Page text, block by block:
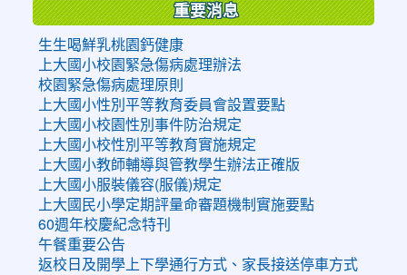
重要消息
生生喝鮮乳桃園鈣健康
上大國小校園緊急傷病處理辦法
校園緊急傷病處理原則
上大國小性別平等教育委員會設置要點
上大國小校園性別事件防治規定
上大國小校性別平等教育實施規定
上大國小教師輔導與管教學生辦法正確版
上大國小服裝儀容(服儀)規定
上大國民小學定期評量命審題機制實施要點
60週年校慶紀念特刊
午餐重要公告
返校日及開學上下學通行方式、家長接送停車方式